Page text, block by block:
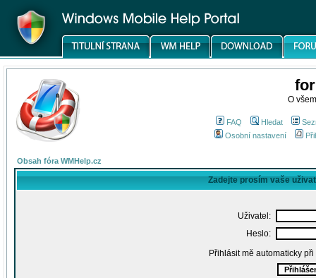
O
FAQ Hledat
Osobní nastavení
Obsah fóra WMHelp.cz
Zadejte prosím vaše
Uživatel:
Heslo:
Přihlásit mě automaticky